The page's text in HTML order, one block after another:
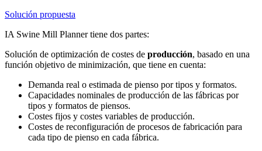
Solución propuesta
IA Swine Mill Plannertiene dos partes:
Solución de optimización de costes de producción, basado en una
función objetivo de minimización, que tiene en cuenta:
Demanda real o estimada de pienso por tipos y formatos.
Capacidades nominales de producción de las fábricas por
tipos y formatos de piensos.
Costes fijos y costes variables de producción.
Costes de reconfiguración de procesos de fabricación para
cada tipo de pienso en cada fábrica.